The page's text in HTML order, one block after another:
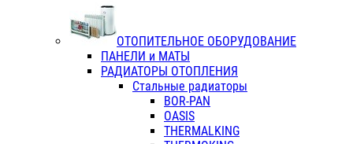
ОТОПИТЕЛЬНОЕ ОБОРУДОВАНИЕ
ПАНЕЛИ и МАТЫ
РАДИАТОРЫ ОТОПЛЕНИЯ
Стальные радиаторы
BOR-PAN
OASIS
THERMALKING